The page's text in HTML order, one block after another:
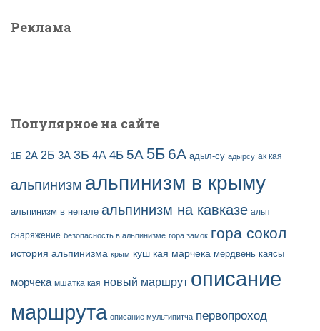
п
:Реклама
Популярное на сайте
1Б 2А 2Б 3А 3Б 4А 4Б 5А 5Б 6А адыл-су адырсу ак кая
альпинизм альпинизм в крыму
альпинизм в непале альпинизм на кавказе альп
снаряжение безопасность в альпинизме гора замок гора сокол
история альпинизма крым куш кая марчека мердвень каясы
морчека мшатка кая новый маршрут описание
маршрута описание мультипитча первопроход